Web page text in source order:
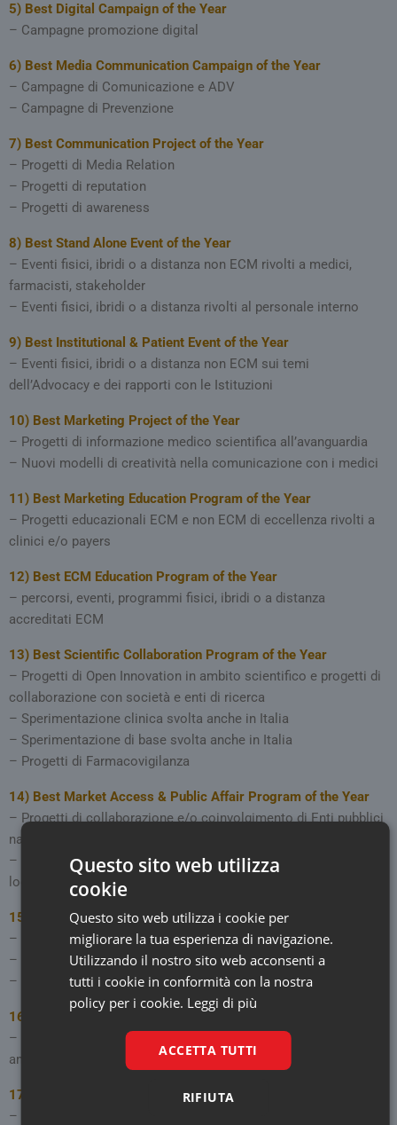
5) Best Digital Campaign of the Year
– Campagne promozione digital
6) Best Media Communication Campaign of the Year
– Campagne di Comunicazione e ADV
– Campagne di Prevenzione
7) Best Communication Project of the Year
– Progetti di Media Relation
– Progetti di reputation
– Progetti di awareness
8) Best Stand Alone Event of the Year
– Eventi fisici, ibridi o a distanza non ECM rivolti a medici,
farmacisti, stakeholder
– Eventi fisici, ibridi o a distanza rivolti al personale interno
9) Best Institutional & Patient Event of the Year
– Eventi fisici, ibridi o a distanza non ECM sui temi
dell’Advocacy e dei rapporti con le Istituzioni
10) Best Marketing Project of the Year
– Progetti di informazione medico scientifica all’avanguardia
– Nuovi modelli di creatività nella comunicazione con i medici
11) Best Marketing Education Program of the Year
– Progetti educazionali ECM e non ECM di eccellenza rivolti a
clinici e/o payers
12) Best ECM Education Program of the Year
– percorsi, eventi, programmi fisici, ibridi o a distanza
accreditati ECM
13) Best Scientific Collaboration Program of the Year
– Progetti di Open Innovation in ambito scientifico e progetti di
collaborazione con società e enti di ricerca
– Sperimentazione clinica svolta anche in Italia
– Sperimentazione di base svolta anche in Italia
– Progetti di Farmacovigilanza
14) Best Market Access & Public Affair Program of the Year
– Progetti di collaborazione e/o coinvolgimento di Enti pubblici
nazionali
– Progetti di collaborazione e/o coinvolgimento di Enti pubblici
locali
15)
Best Omnichannel & Multichannel Project of the Year
– Progetti multi Stakeholder
– Progetti Multicanale
– Progetti Omnicanale e Commercial Excellence
16)
Best CSR Project of the Year
– Progetti di Responsabilità Sociale d’Impresa e di impatto
ambientale
17)
Best Internal Campaign & HR Project of the Year
– Progetti di formazione rivolti valorizzare i talenti in azienda
Questo sito web utilizza
cookie
Questo sito web utilizza i cookie per
migliorare la tua esperienza di navigazione.
Utilizzando il nostro sito web acconsenti a
tutti i cookie in conformità con la nostra
policy per i cookie. Leggi di più
ACCETTA TUTTI
RIFIUTA